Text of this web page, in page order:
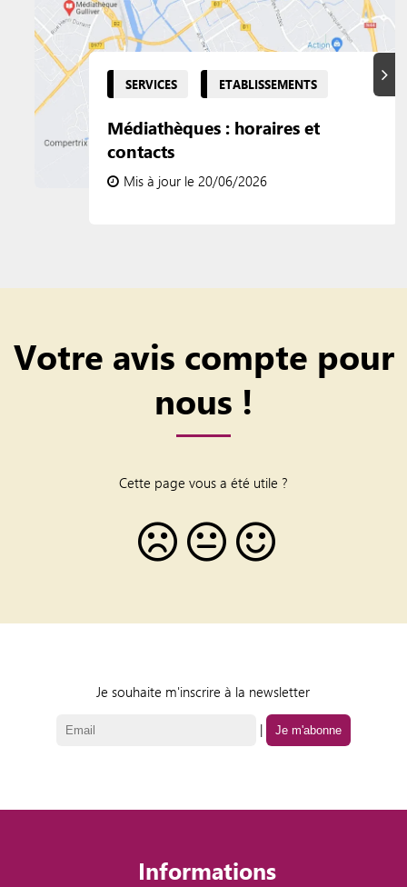
SERVICES ETABLISSEMENTS
Médiathèques : horaires et
contacts
Mis à jour le 20/06/2026
Votre avis compte pour
nous !
Cette page vous a été utile ?
Je souhaite m'inscrire à la newsletter
|
Informations